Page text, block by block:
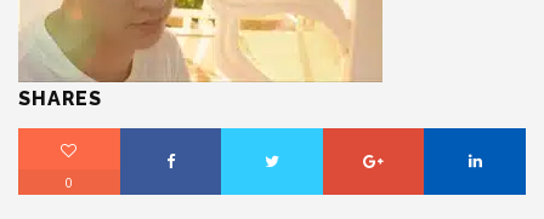
SHARES
0